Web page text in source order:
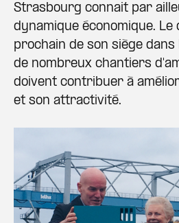
Strasbourg connait par
dynamique économique. Le
prochain de son siège
de nombreux chantiers
doivent contribuer à
et son attractivité.